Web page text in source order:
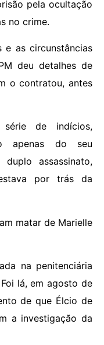
pela ocultação
no crime.
e as circunstâncias
deu detalhes de
o contratou, antes
série de indícios,
apenas do seu
assassinato,
por trás da
matar de Marielle
na penitenciária
lá, em agosto de
de que Élcio de
a investigação da